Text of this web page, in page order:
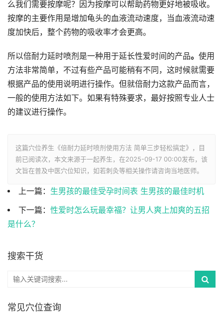
么我们需要按摩呢？因为按摩可以帮助药物更好地被吸收。
按摩的主要作用是增加龟头的血液流动速度，当血液流动速
度加快后，整个药物的吸收率才会更高。
所以倍耐力延时喷剂是一种用于延长性爱时间的产品。 使用
方法非常简单，不过有些产品可能稍有不同，这时候就需要
根据产品的使用说明进行操作。但就倍耐力这款产品而言，
一般的使用方法如下。如果有特殊要求，最好按照专业人士
的建议进行操作。
这篇穴位养生《倍耐力延时喷剂使用方法 简单三步轻松搞定》，目
前已阅读次，本文来源于一起养生，在2025-09-17 00:00发布，该
文旨在普及中医穴位知识，如若刺灸等相关操作请咨询当地医师。
上一篇： 生男孩的最佳受孕时间表 生男孩的最佳时机
下一篇： 性爱时怎么玩最幸福？让男人爽上加爽的五招
是什么？
搜索干货
常见穴位查询